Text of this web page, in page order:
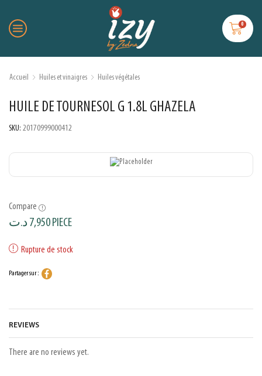
0
Accueil Huiles et vinaigres Huiles végétales
HUILE DE TOURNESOL G 1.8L GHAZELA
SKU: 20170999000412
Compare
7,950د.ت PIECE
Rupture de stock
Partager sur :
REVIEWS
There are no reviews yet.